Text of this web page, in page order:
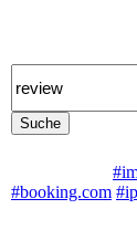
Suche
#booking.com